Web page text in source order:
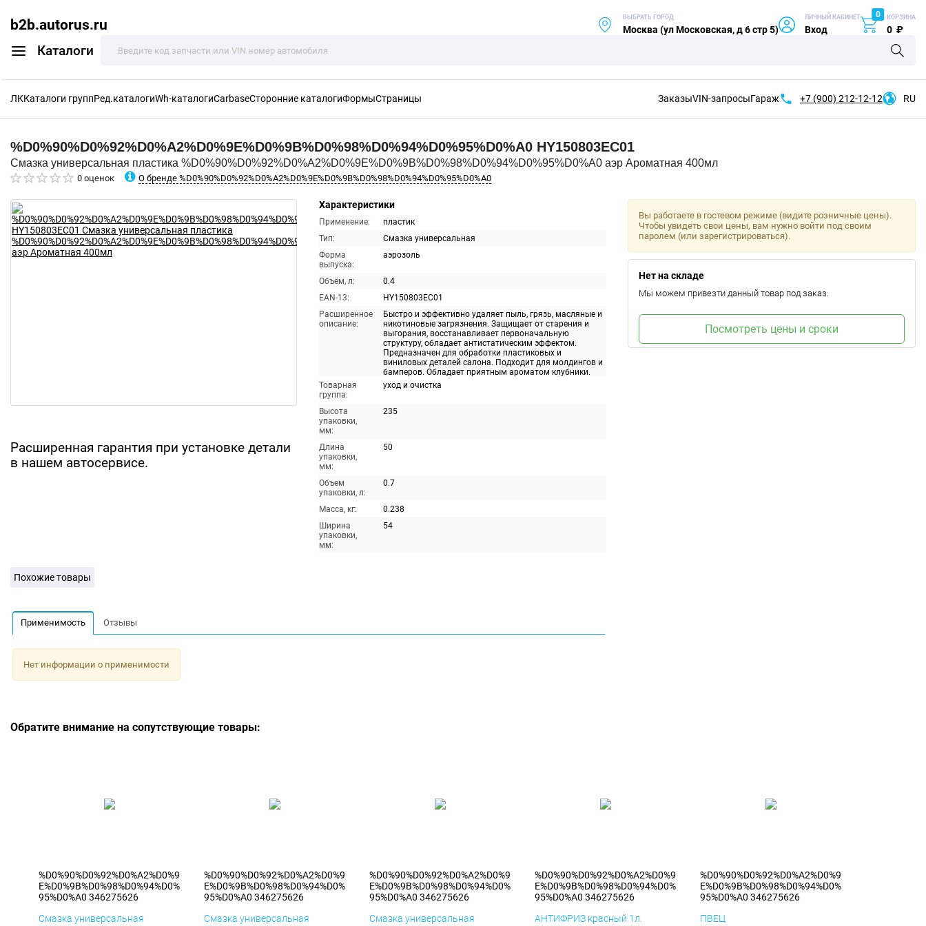
b2b.autorus.ru
Каталоги
ВЫБРАТЬ ГОРОД
Москва (ул Московская, д 6 стр 5)
ЛИЧНЫЙ КАБИНЕТ
Вход
0 КОРЗИНА
0 ₽
ЛККаталоги группРед.каталогиWh-каталогиCarbaseСторонние каталогиФормыСтраницы ЗаказыVIN-запросыГараж +7 (900) 212-12-12 RU
%D0%90%D0%92%D0%A2%D0%9E%D0%9B%D0%98%D0%94%D0%95%D0%A0 HY150803EC01
Смазка универсальная пластика %D0%90%D0%92%D0%A2%D0%9E%D0%9B%D0%98%D0%94%D0%95%D0%A0 аэр Ароматная 400мл
0 оценок О бренде %D0%90%D0%92%D0%A2%D0%9E%D0%9B%D0%98%D0%94%D0%95%D0%A0
Расширенная гарантия при установке детали
в нашем автосервисе.
Характеристики
Применение:
пластик
Тип:
Смазка универсальная
Форма
выпуска:
аэрозоль
Объём, л:
0.4
EAN-13:
HY150803EC01
Расширенное
описание:
Быстро и эффективно удаляет пыль, грязь, масляные и
никотиновые загрязнения. Защищает от старения и
выгорания, восстанавливает первоначальную
структуру, обладает антистатическим эффектом.
Предназначен для обработки пластиковых и
виниловых деталей салона. Подходит для молдингов и
бамперов. Обладает приятным ароматом клубники.
Товарная
группа:
уход и очистка
Высота
упаковки,
мм:
235
Длина
упаковки,
мм:
50
Объем
упаковки, л:
0.7
Масса, кг:
0.238
Ширина
упаковки,
мм:
54
Вы работаете в гостевом режиме (видите розничные цены).
Чтобы увидеть свои цены, вам нужно войти под своим
паролем (или зарегистрироваться).
Нет на складе
Мы можем привезти данный товар под заказ.
Посмотреть цены и сроки
Похожие товары
Применимость Отзывы
Нет информации о применимости
Обратите внимание на сопутствующие товары:
%D0%90%D0%92%D0%A2%D0%9
E%D0%9B%D0%98%D0%94%D0%
95%D0%A0 346275626
Смазка универсальная
%D0%90%D0%92%D0%A2%D0%9
E%D0%9B%D0%98%D0%94%D0%
95%D0%A0 346275626
Смазка универсальная
%D0%90%D0%92%D0%A2%D0%9
E%D0%9B%D0%98%D0%94%D0%
95%D0%A0 346275626
Смазка универсальная
%D0%90%D0%92%D0%A2%D0%9
E%D0%9B%D0%98%D0%94%D0%
95%D0%A0 346275626
АНТИФРИЗ красный 1л.
%D0%90%D0%92%D0%A2%D0%9
E%D0%9B%D0%98%D0%94%D0%
95%D0%A0 346275626
ПВЕЦ